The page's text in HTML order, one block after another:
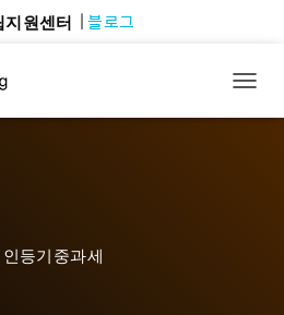
지원센터 블로그
등기중과세